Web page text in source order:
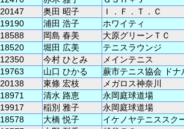
奥田 昭子
Ｉ．Ｆ．Ｔ．Ｃ
浦田 浩子
ホワイティ
岡島 春美
大原グリーンＴＣ
堀田 広美
テニスラウンジ
今村 ひとみ
メインテニス
山口 ひかる
蕨市テニス協会 ドナ
東條 宏枝
メガロス神奈川
清水 路恵
永岡庭球道場
稲別 雅子
永岡庭球道場
大橋 悦子
イケノヤテニススク